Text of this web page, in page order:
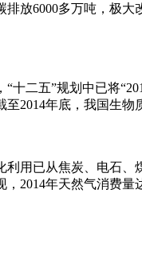
排放6000多万吨，极
十二五”规划中已将
2014年底，我国生
用已从焦炭、电石
2014年天然气消费